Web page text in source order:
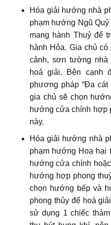
Hóa giải hướng nhà
phạm hướng Ngũ
mang hành Thuỷ để
hành Hỏa. Gia chủ
cảnh, sơn tường
hoá giải. Bên cạnh
phương pháp “Đa cát
gia chủ sẽ chọn
hướng cửa chính hợp
này.
Hóa giải hướng nhà
phạm hướng Hoạ hại
hướng cửa chính
hướng hợp phong
chọn hướng bếp và
phong thủy để hoá
sử dụng 1 chiếc